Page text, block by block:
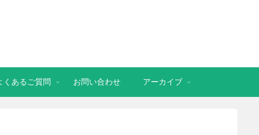
くあるご質問 お問い合わせ アーカイブ